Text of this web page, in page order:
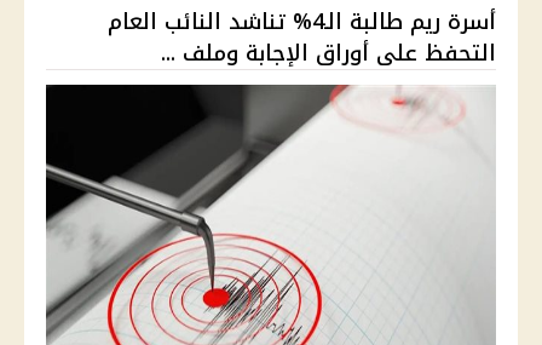
أسرة ريم طالبة الـ4% تناشد النائب العام
التحفظ على أوراق الإجابة وملف ...